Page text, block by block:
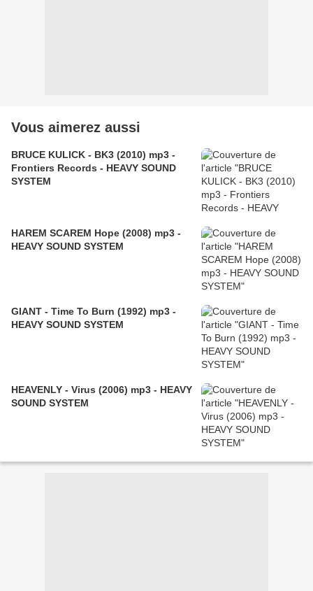
Vous aimerez aussi
BRUCE KULICK - BK3 (2010) mp3 -
Frontiers Records - HEAVY SOUND
SYSTEM
HAREM SCAREM Hope (2008) mp3 -
HEAVY SOUND SYSTEM
GIANT - Time To Burn (1992) mp3 -
HEAVY SOUND SYSTEM
HEAVENLY - Virus (2006) mp3 - HEAVY
SOUND SYSTEM